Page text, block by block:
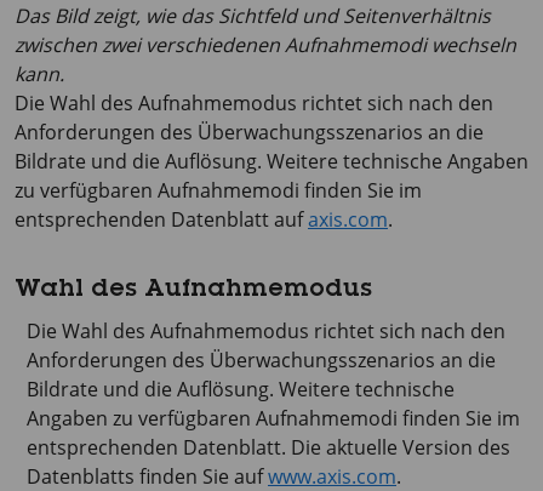
Das Bild zeigt, wie das Sichtfeld und Seitenverhältnis
zwischen zwei verschiedenen Aufnahmemodi wechseln
kann.
Die Wahl des Aufnahmemodus richtet sich nach den
Anforderungen des Überwachungsszenarios an die
Bildrate und die Auflösung. Weitere technische Angaben
zu verfügbaren Aufnahmemodi finden Sie im
entsprechenden Datenblatt aufaxis.com.
Wahl des Aufnahmemodus
Die Wahl des Aufnahmemodus richtet sich nach den
Anforderungen des Überwachungsszenarios an die
Bildrate und die Auflösung. Weitere technische
Angaben zu verfügbaren Aufnahmemodi finden Sie im
entsprechenden Datenblatt. Die aktuelle Version des
Datenblatts finden Sie aufwww.axis.com.